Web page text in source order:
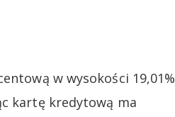
w wysokości 19,01%
kartę kredytową ma